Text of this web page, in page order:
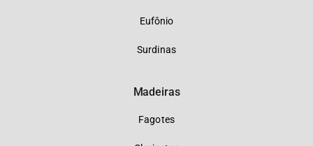
Eufônio
Surdinas
Madeiras
Fagotes